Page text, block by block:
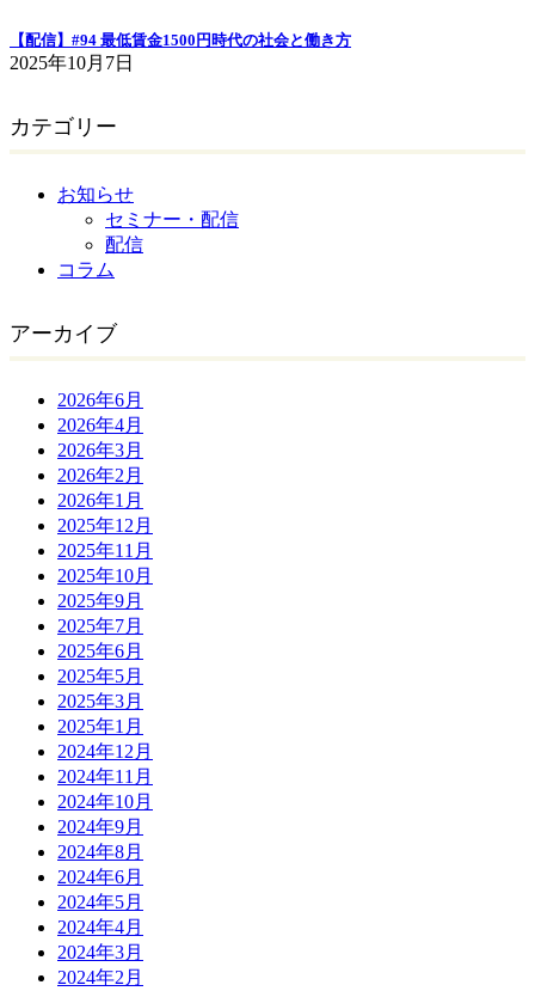
【配信】#94 最低賃金1500円時代の社会と働き方
2025年10月7日
カテゴリー
お知らせ
セミナー・配信
配信
コラム
アーカイブ
2026年6月
2026年4月
2026年3月
2026年2月
2026年1月
2025年12月
2025年11月
2025年10月
2025年9月
2025年7月
2025年6月
2025年5月
2025年3月
2025年1月
2024年12月
2024年11月
2024年10月
2024年9月
2024年8月
2024年6月
2024年5月
2024年4月
2024年3月
2024年2月